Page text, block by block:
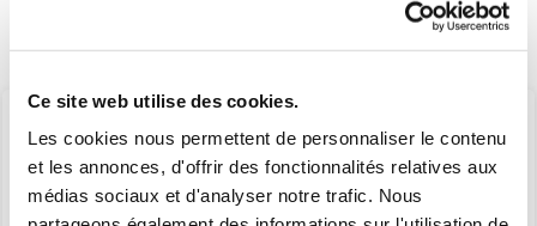
Ce site web utilise des cookies.
Les cookies nous permettent de personnaliser le contenu
et les annonces, d'offrir des fonctionnalités relatives aux
médias sociaux et d'analyser notre trafic. Nous